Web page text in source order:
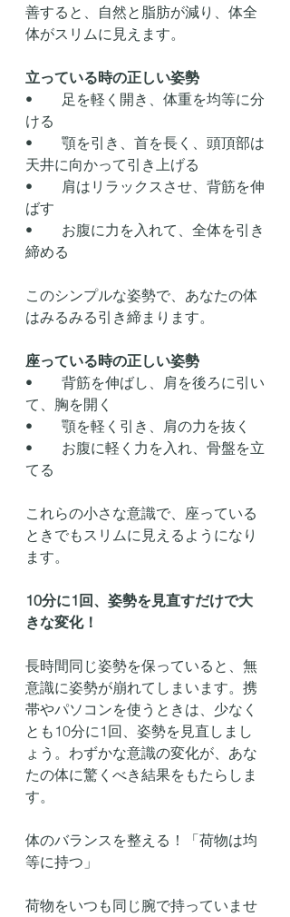
善すると、自然と脂肪が減り、体全
体がスリムに見えます。
立っている時の正しい姿勢
•	足を軽く開き、体重を均等に分
ける
•	顎を引き、首を長く、頭頂部は
天井に向かって引き上げる
•	肩はリラックスさせ、背筋を伸
ばす
•	お腹に力を入れて、全体を引き
締める
このシンプルな姿勢で、あなたの体
はみるみる引き締まります。
座っている時の正しい姿勢
•	背筋を伸ばし、肩を後ろに引い
て、胸を開く
•	顎を軽く引き、肩の力を抜く
•	お腹に軽く力を入れ、骨盤を立
てる
これらの小さな意識で、座っている
ときでもスリムに見えるようになり
ます。
10分に1回、姿勢を見直すだけで大
きな変化！
長時間同じ姿勢を保っていると、無
意識に姿勢が崩れてしまいます。携
帯やパソコンを使うときは、少なく
とも10分に1回、姿勢を見直しまし
ょう。わずかな意識の変化が、あな
たの体に驚くべき結果をもたらしま
す。
体のバランスを整える！「荷物は均
等に持つ」
荷物をいつも同じ腕で持っていませ